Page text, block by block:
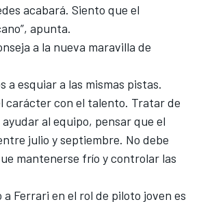
acabará. Siento que el
apunta.
a la nueva maravilla de
a esquiar a las mismas pistas.
carácter con el talento. Tratar de
al equipo, pensar que el
julio y septiembre. No debe
mantenerse frío y controlar las
a Ferrari en el rol de piloto joven es